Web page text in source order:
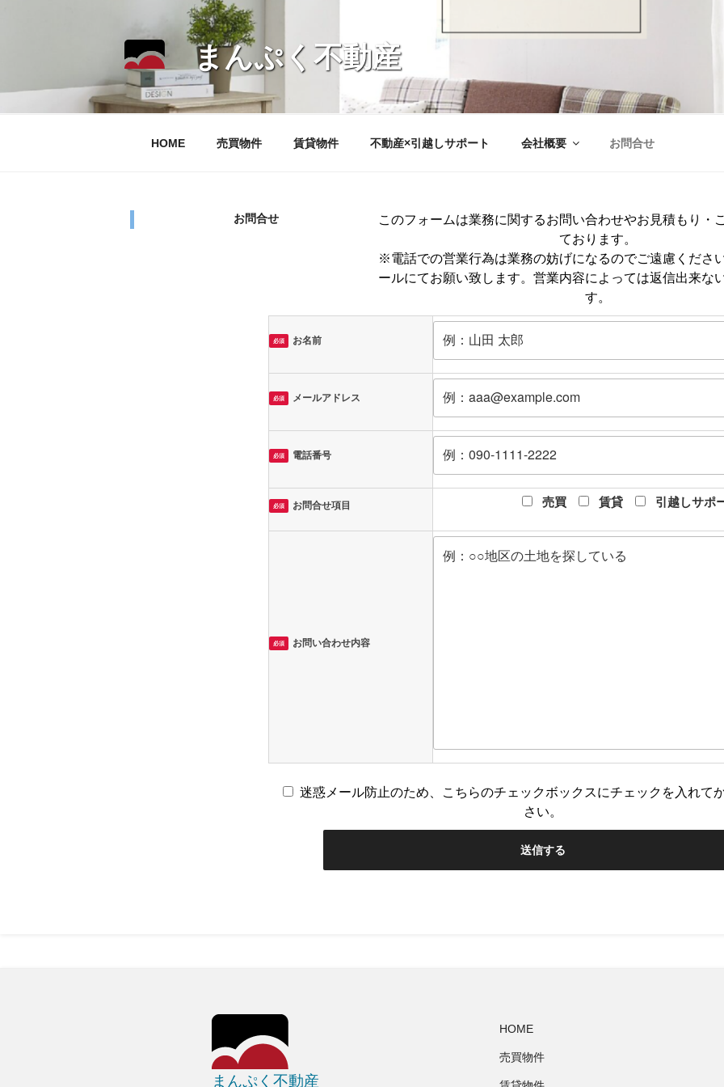
まんぷく不動産
HOME 売買物件 賃貸物件 不動産×引越しサポート 会社概要 お問合せ
お問合せ
このフォームは業務に関するお問い合わせやお見積もり・
ております。
※電話での営業行為は業務の妨げになるのでご遠慮くださ
ールにてお願い致します。営業内容によっては返信出来な
す。
必須 お名前
必須 メールアドレス
必須 電話番号
必須 お問合せ項目 売買 賃貸 引越しサポ
必須 お問い合わせ内容
迷惑メール防止のため、こちらのチェックボックスにチェックを入れて
さい。
まんぷく不動産
HOME
売買物件